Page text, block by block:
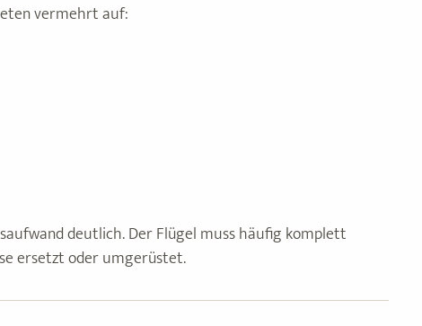
vermehrt auf:
deutlich. Der Flügel muss häufig komplett
ersetzt oder umgerüstet.